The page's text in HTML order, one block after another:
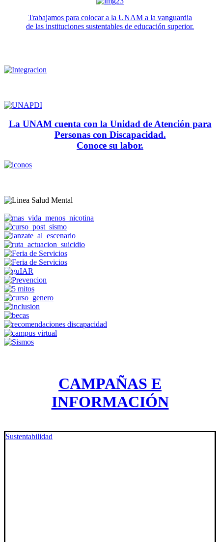
Trabajamos para colocar a la UNAM a la vanguardia
de las instituciones sustentables de educación superior.
La UNAM cuenta con la Unidad de Atención para
Personas con Discapacidad.
Conoce su labor.
CAMPAÑAS E
INFORMACIÓN
Sustentabilidad